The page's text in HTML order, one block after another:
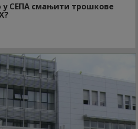
у СЕПА смањити трошкове